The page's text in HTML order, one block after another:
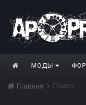
МОДЫ
Главная Поиск